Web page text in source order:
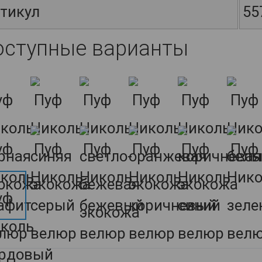
варианты